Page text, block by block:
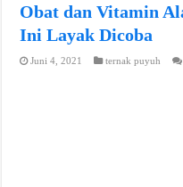
Obat dan Vitamin
Ini Layak Dicoba
Juni 4, 2021 ternak puyuh